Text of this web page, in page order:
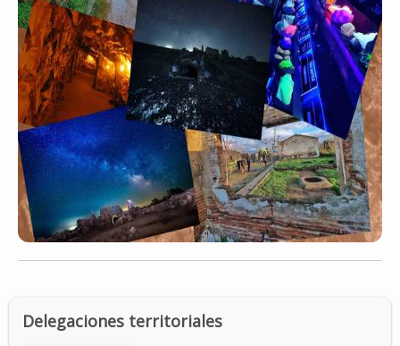
Delegaciones territoriales